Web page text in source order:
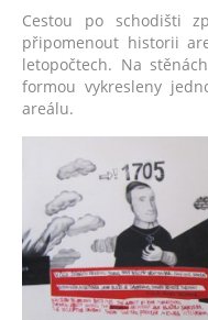
Cestou po schodišti
připomenout historii
letopočtech. Na
formou vykresleny
areálu.